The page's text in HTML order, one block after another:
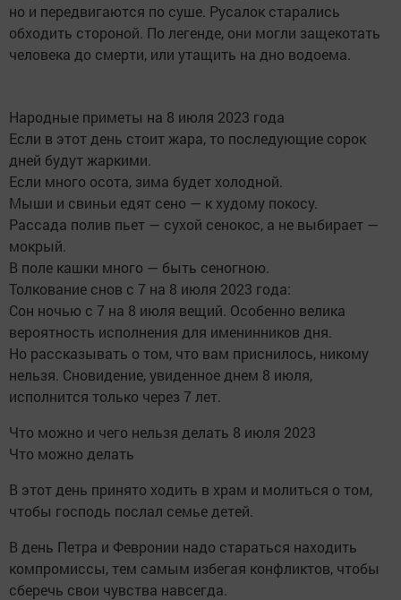
но и передвигаются по суше. Русалок старались
обходить стороной. По легенде, они могли защекотать
человека до смерти, или утащить на дно водоема.
Народные приметы на 8 июля 2023 года
Если в этот день стоит жара, то последующие сорок
дней будут жаркими.
Если много осота, зима будет холодной.
Мыши и свиньи едят сено — к худому покосу.
Рассада полив пьет — сухой сенокос, а не выбирает —
мокрый.
В поле кашки много — быть сеногною.
Толкование снов с 7 на 8 июля 2023 года:
Сон ночью с 7 на 8 июля вещий. Особенно велика
вероятность исполнения для именинников дня.
Но рассказывать о том, что вам приснилось, никому
нельзя. Сновидение, увиденное днем 8 июля,
исполнится только через 7 лет.
Что можно и чего нельзя делать 8 июля 2023
Что можно делать
В этот день принято ходить в храм и молиться о том,
чтобы господь послал семье детей.
В день Петра и Февронии надо стараться находить
компромиссы, тем самым избегая конфликтов, чтобы
сберечь свои чувства навсегда.